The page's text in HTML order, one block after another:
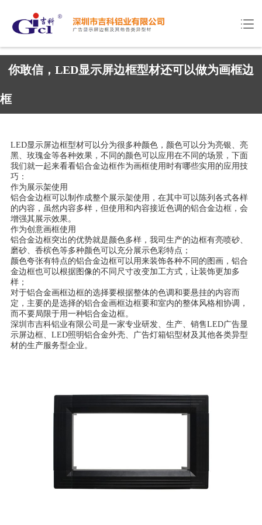
你敢信，LED显示屏边框型材还可以做为画框边
框
LED显示屏边框型材可以分为很多种颜色，颜色可以分为亮银、亮
黑、玫瑰金等各种效果，不同的颜色可以应用在不同的场景，下面
我们就一起来看看铝合金边框作为画框使用时有哪些实用的应用技
巧：
作为展示架使用
铝合金边框可以制作成整个展示架使用，在其中可以陈列各式各样
的内容，虽然内容多样，但使用和内容接近色调的铝合金边框，会
增强其展示效果。
作为创意画框使用
铝合金边框突出的优势就是颜色多样，我司生产的边框有亮喷砂、
磨砂、香槟色等多种颜色可以充分展示色彩特点；
颜色夸张有特点的铝合金边框可以用来装饰各种不同的图画，铝合
金边框也可以根据图像的不同尺寸改变加工方式，让装饰更加多
样；
对于铝合金画框边框的选择要根据整体的色调和要悬挂的内容而
定，主要的是选择的铝合金画框边框要和室内的整体风格相协调，
而不要局限于用一种铝合金边框。
深圳市吉科铝业有限公司是一家专业研发、生产、销售LED广告显
示屏边框、LED照明铝合金外壳、广告灯箱铝型材及其他各类异型
材的生产服务型企业。